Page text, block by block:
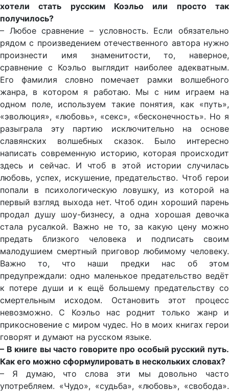
хотели стать русским Коэльо или просто так
получилось?
– Любое сравнение – условность. Если обязательно
рядом с произведением отечественного автора нужно
произнести имя знаменитости, то, наверное,
сравнение с Коэльо выглядит наиболее адекватным.
Его фамилия словно помечает рамки волшебного
жанра, в котором я работаю. Мы с ним играем на
одном поле, используем такие понятия, как «путь»,
«эволюция», «любовь», «секс», «бесконечность». Но я
разыграла эту партию исключительно на основе
славянских волшебных сказок. Было интересно
написать современную историю, которая происходит
здесь и сейчас. И чтоб в этой истории случилась
любовь, успех, искушение, предательство. Чтоб герои
попали в психологическую ловушку, из которой на
первый взгляд выхода нет. Чтоб один хороший парень
продал душу шоу-бизнесу, а одна хорошая девочка
стала русалкой. Важно не то, за какую цену можно
предать близкого человека и подписать своим
малодушием смертный приговор любимому человеку.
Важно то, что наши предки нас об этом
предупреждали: одно маленькое предательство ведёт
к потере души и к ещё большему предательству со
смертельным исходом. Остановить этот процесс
невозможно. С Коэльо нас роднит только жанр и
прикосновение с миром чудес. Но в моих книгах герои
говорят и думают на русском языке.
– В книге вы часто говорите про особый русский путь.
Как его можно сформулировать в нескольких словах?
– Я думаю, что слова эти мы довольно часто
употребляем. «Чудо», «судьба», «любовь», «свобода».